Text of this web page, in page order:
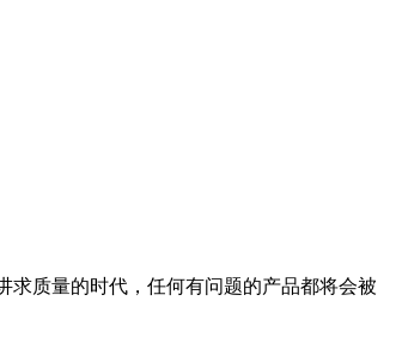
求质量的时代，任何有问题的产品都将会被